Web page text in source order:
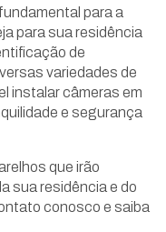
para a
para sua residência
de
variedades de
instalar câmeras em
e segurança
que irão
sua residência e do
conosco e saiba